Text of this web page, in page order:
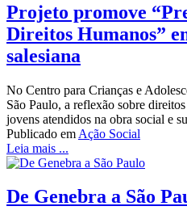
Projeto promove
Direitos Humanos”
salesiana
No Centro para Crianças e
São Paulo, a reflexão sobre
jovens atendidos na obra social e
Publicado em Ação Social
Leia mais ...
De Genebra a São